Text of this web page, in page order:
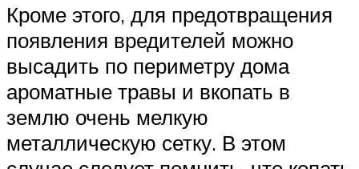
Кроме этого, для предотвращения
появления вредителей можно
высадить по периметру дома
ароматные травы и вкопать в
землю очень мелкую
металлическую сетку. В этом